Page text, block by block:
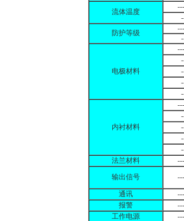
流体温度
防护等级
电极材料
内衬材料
法兰材料
输出信号
通讯
报警
工作电源